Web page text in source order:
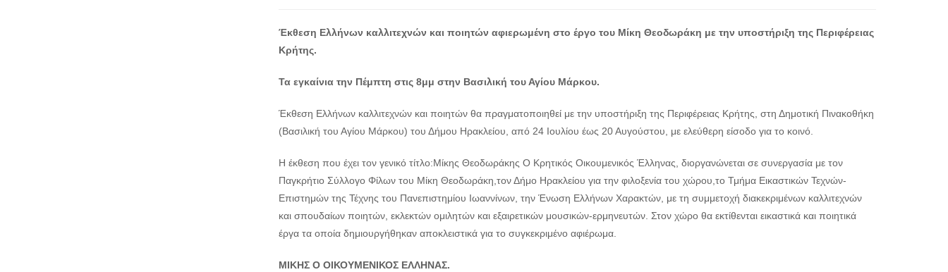
Έκθεση Ελλήνων καλλιτεχνών και ποιητών αφιερωμένη στο έργο του Μίκη Θεοδωράκη με την υποστήριξη της Περιφέρειας
Κρήτης.
Τα εγκαίνια την Πέμπτη στις 8μμ στην Βασιλική του Αγίου Μάρκου.
Έκθεση Ελλήνων καλλιτεχνών και ποιητών θα πραγματοποιηθεί με την υποστήριξη της Περιφέρειας Κρήτης, στη Δημοτική Πινακοθήκη
(Βασιλική του Αγίου Μάρκου) του Δήμου Ηρακλείου, από 24 Ιουλίου έως 20 Αυγούστου, με ελεύθερη είσοδο για το κοινό.
Η έκθεση που έχει τον γενικό τίτλο:Mίκης Θεοδωράκης Ο Κρητικός Οικουμενικός Έλληνας, διοργανώνεται σε συνεργασία με τον
Παγκρήτιο Σύλλογο Φίλων του Μίκη Θεοδωράκη,τον Δήμο Ηρακλείου για την φιλοξενία του χώρου,το Τμήμα Εικαστικών Τεχνών-
Επιστημών της Τέχνης του Πανεπιστημίου Ιωαννίνων, την Ένωση Ελλήνων Χαρακτών, με τη συμμετοχή διακεκριμένων καλλιτεχνών
και σπουδαίων ποιητών, εκλεκτών ομιλητών και εξαιρετικών μουσικών-ερμηνευτών. Στον χώρο θα εκτίθενται εικαστικά και ποιητικά
έργα τα οποία δημιουργήθηκαν αποκλειστικά για το συγκεκριμένο αφιέρωμα.
ΜΙΚΗΣ Ο ΟΙΚΟΥΜΕΝΙΚΟΣ ΕΛΛΗΝΑΣ.